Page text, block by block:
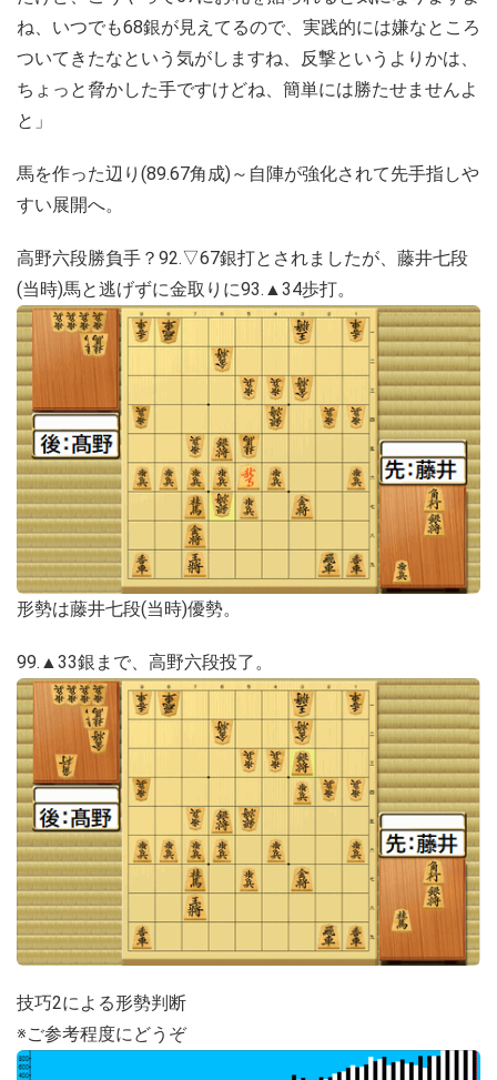
ね、いつでも68銀が見えてるので、実践的には嫌なところ
ついてきたなという気がしますね、反撃というよりかは、
ちょっと脅かした手ですけどね、簡単には勝たせませんよ
と」
馬を作った辺り(89.67角成)～自陣が強化されて先手指しや
すい展開へ。
高野六段勝負手？92.▽67銀打とされましたが、藤井七段
(当時)馬と逃げずに金取りに93.▲34歩打。
形勢は藤井七段(当時)優勢。
99.▲33銀まで、高野六段投了。
技巧2による形勢判断
※ご参考程度にどうぞ